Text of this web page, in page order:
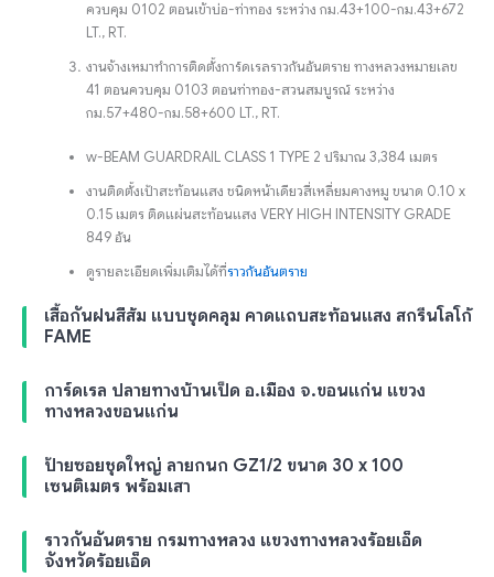
ควบคุม 0102 ตอนเข้าบ่อ-ท่าทอง ระหว่าง กม.43+100-กม.43+672
LT., RT.
งานจ้างเหมาทำการติดตั้งการ์ดเรลราวกันอันตราย ทางหลวงหมายเลข
41 ตอนควบคุม 0103 ตอนท่าทอง-สวนสมบูรณ์ ระหว่าง
กม.57+480-กม.58+600 LT., RT.
w-BEAM GUARDRAIL CLASS 1 TYPE 2 ปริมาณ 3,384 เมตร
งานติดตั้งเป้าสะท้อนแสง ชนิดหน้าเดียวสี่เหลี่ยมคางหมู ขนาด 0.10 x
0.15 เมตร ติดแผ่นสะท้อนแสง VERY HIGH INTENSITY GRADE
849 อัน
ดูรายละเอียดเพิ่มเติมได้ที่ราวกันอันตราย
เสื้อกันฝนสีส้ม แบบชุดคลุม คาดแถบสะท้อนแสง สกรีนโลโก้
FAME
การ์ดเรล ปลายทางบ้านเป็ด อ.เมือง จ.ขอนแก่น แขวง
ทางหลวงขอนแก่น
ป้ายซอยชุดใหญ่ ลายกนก GZ1/2 ขนาด 30 x 100
เซนติเมตร พร้อมเสา
ราวกันอันตราย กรมทางหลวง แขวงทางหลวงร้อยเอ็ด
จังหวัดร้อยเอ็ด